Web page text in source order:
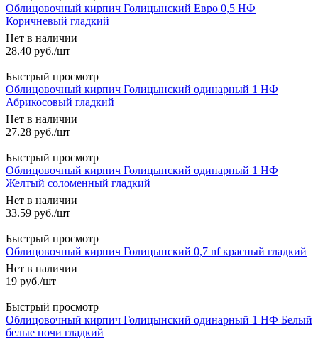
Облицовочный кирпич Голицынский Евро 0,5 НФ
Коричневый гладкий
Нет в наличии
28.40 руб./шт
Быстрый просмотр
Облицовочный кирпич Голицынский одинарный 1 НФ
Абрикосовый гладкий
Нет в наличии
27.28 руб./шт
Быстрый просмотр
Облицовочный кирпич Голицынский одинарный 1 НФ
Желтый соломенный гладкий
Нет в наличии
33.59 руб./шт
Быстрый просмотр
Облицовочный кирпич Голицынский 0,7 nf красный гладкий
Нет в наличии
19 руб./шт
Быстрый просмотр
Облицовочный кирпич Голицынский одинарный 1 НФ Белый
белые ночи гладкий